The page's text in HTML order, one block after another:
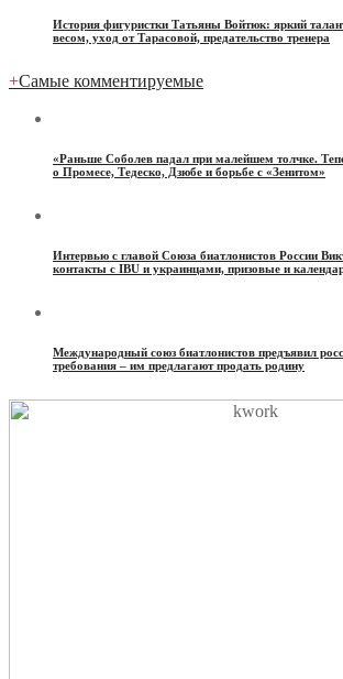
История фигуристки Татьяны Войтюк: яркий
весом, уход от Тарасовой, предательство тренера
+Самые комментируемые
«Раньше Соболев падал при малейшем толчке.
о Промесе, Тедеско, Дзюбе и борьбе с «Зенитом»
Интервью с главой Союза биатлонистов России
контакты с IBU и украинцами, призовые и
Международный союз биатлонистов предъявил
требования – им предлагают продать родину